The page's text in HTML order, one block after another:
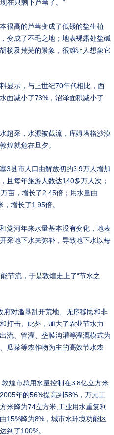
在只剩下芦苇了。”
高的芦苇变成了低矮的盐生植
变成了不毛之地；地表裸露处盐碱
杨及荒芜的景象，很难让人想象它
示，与上世纪70年代相比，西
面减小了73%，沼泽面积减小了
采，水源被截流，库姆塔格沙漠
煌就危在旦夕。
县市人口由解放初的3.9万人增加
且每年旅游人数达140多万人次；
亩，增长了2.45倍；用水量由
增长了1.95倍。
河年来水量基本没有变化，地表
采地下水来弥补，导致地下水以每
流，于是敦煌走上了“节水之
对滥垦乱开荒地、无序移民和非
打击。此外，加大了农业节水力
流、管灌、垄膜沟灌等灌溉模式为
瓜菜等农作物为主的高效节水农
煌市总用水量控制在3.8亿立方米
年的56%提高到58%，万元工
米降为74立方米,工业用水重复利
15%降为8%，城市水环境功能区
到了100%。